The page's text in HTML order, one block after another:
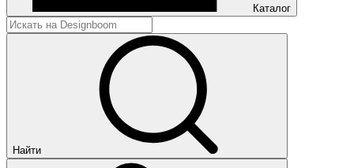
Каталог
Найти